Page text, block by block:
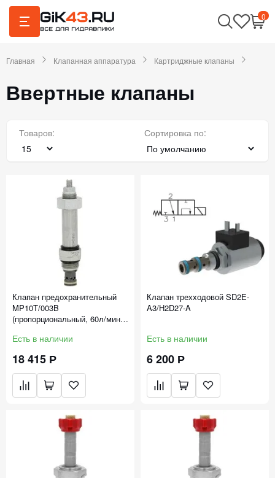
0
Главная Клапанная аппаратура Картриджные клапаны
Ввертные клапаны
Товаров: Сортировка по:
Клапан предохранительный
MP10T/003B
(пропорциональный, 60л/мин,
Есть в наличии
18 415 Р
Клапан трехходовой SD2E-
A3/H2D27-A
Есть в наличии
6 200 Р